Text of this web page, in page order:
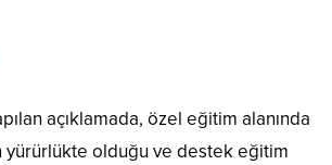
açıklamada, özel eğitim alanında
yürürlükte olduğu ve destek eğitim